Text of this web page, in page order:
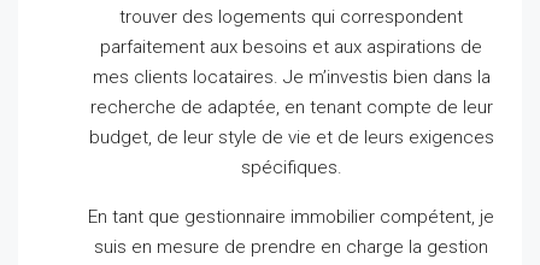
trouver des logements qui correspondent
parfaitement aux besoins et aux aspirations de
mes clients locataires. Je m’investis bien dans la
recherche de adaptée, en tenant compte de leur
budget, de leur style de vie et de leurs exigences
spécifiques.
En tant que gestionnaire immobilier compétent, je
suis en mesure de prendre en charge la gestion